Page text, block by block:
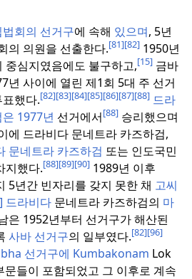
회의 선거구에 속해 있으며, 5년
의 의원을 선출한다.[81][82] 1950년
중심지였음에도 불구하고,[15] 금바
년 사이에 열린 제1회 5대 주 선거
했다.[82][83][84][85][86][87][88] 드라
1977년 선거에서[88] 승리했으며
에 드라비다 문네트라 카즈하검,
문네트라 카즈하검 또는 인도국민
지했다.[88][89][90] 1989년 이후
5년간 빈자리를 갖지 못한 채 고씨
드라비다 문네트라 카즈하검의 마
은 1952년부터 선거구가 해산된
사바 선거구의 일부였다.[82][96]
선거구에 Kumbakonam Lok
들이 포함되었고 그 이후로 계속